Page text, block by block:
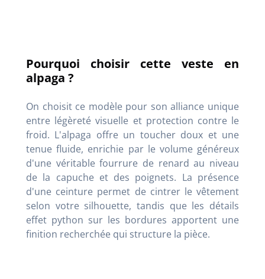
Pourquoi choisir cette veste en
alpaga ?
On choisit ce modèle pour son alliance unique
entre légèreté visuelle et protection contre le
froid. L'alpaga offre un toucher doux et une
tenue fluide, enrichie par le volume généreux
d'une véritable fourrure de renard au niveau
de la capuche et des poignets. La présence
d'une ceinture permet de cintrer le vêtement
selon votre silhouette, tandis que les détails
effet python sur les bordures apportent une
finition recherchée qui structure la pièce.